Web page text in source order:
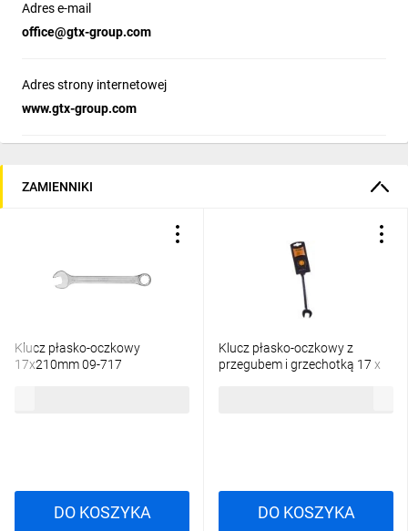
Adres e-mail
office@gtx-group.com
Adres strony internetowej
www.gtx-group.com
ZAMIENNIKI
Klucz płasko-oczkowy
17x210mm 09-717
DO KOSZYKA
Klucz płasko-oczkowy z
przegubem i grzechotką 17 x
DO KOSZYKA